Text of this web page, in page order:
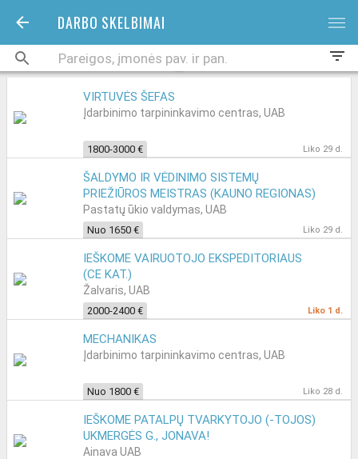
DARBO SKELBIMAI bars
filter_list
VIRTUVĖS ŠEFAS
Įdarbinimo tarpininkavimo centras, UAB
1800-3000 € Liko 29 d.
ŠALDYMO IR VĖDINIMO SISTEMŲ
PRIEŽIŪROS MEISTRAS (KAUNO REGIONAS)
Pastatų ūkio valdymas, UAB
Nuo 1650 € Liko 29 d.
IEŠKOME VAIRUOTOJO EKSPEDITORIAUS
(CE KAT.)
Žalvaris, UAB
2000-2400 € Liko 1 d.
MECHANIKAS
Įdarbinimo tarpininkavimo centras, UAB
Nuo 1800 € Liko 28 d.
IEŠKOME PATALPŲ TVARKYTOJO (-TOJOS)
UKMERGĖS G., JONAVA!
Ainava UAB